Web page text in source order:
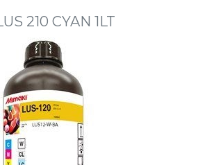
210 CYAN 1LT